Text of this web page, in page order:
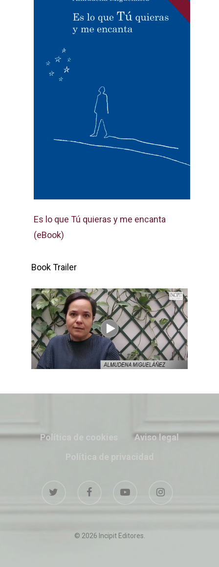
Es lo que Tú quieras y me encanta
(eBook)
Book Trailer
Política de cookies
Aviso legal
© 2026 Incipit Editores.